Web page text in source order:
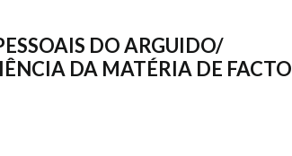
DO ARGUIDO/
DA MATÉRIA DE FACTO